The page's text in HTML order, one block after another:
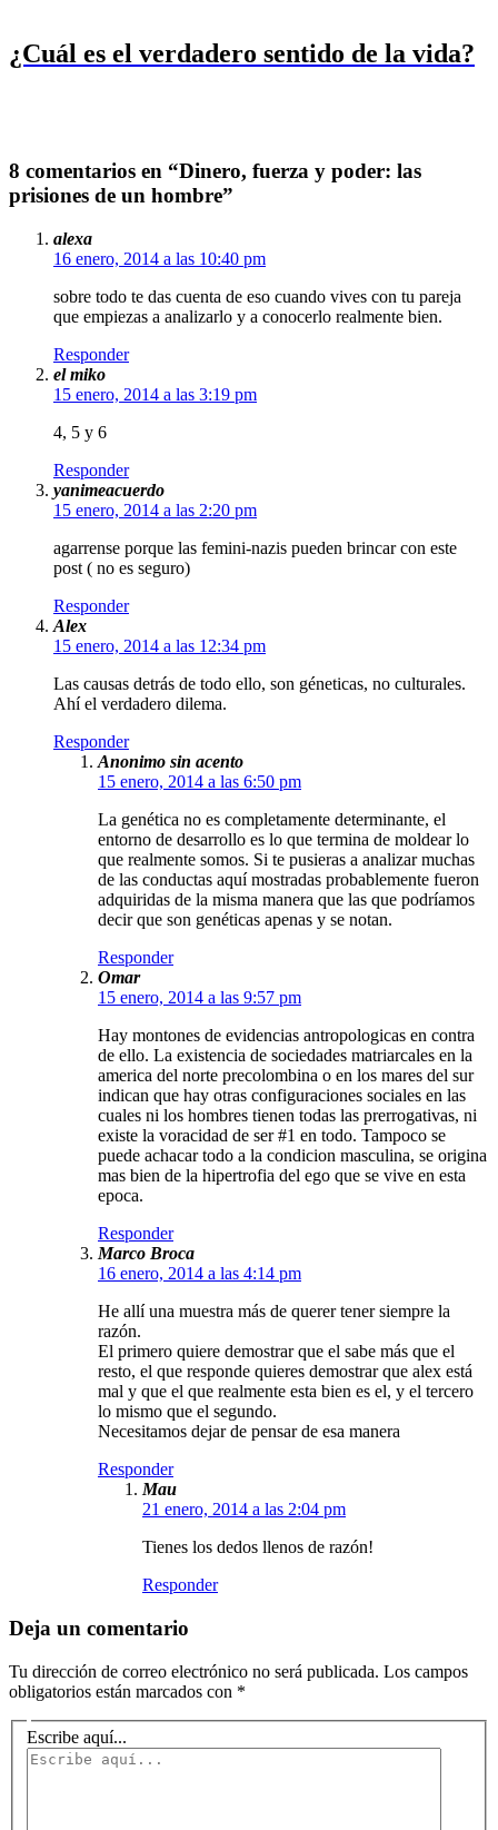
¿Cuál es el verdadero sentido de la vida?
8 comentarios en “Dinero, fuerza y poder: las
prisiones de un hombre”
alexa
16 enero, 2014 a las 10:40 pm
sobre todo te das cuenta de eso cuando vives con tu pareja
que empiezas a analizarlo y a conocerlo realmente bien.
Responder
el miko
15 enero, 2014 a las 3:19 pm
4, 5 y 6
Responder
yanimeacuerdo
15 enero, 2014 a las 2:20 pm
agarrense porque las femini-nazis pueden brincar con este
post ( no es seguro)
Responder
Alex
15 enero, 2014 a las 12:34 pm
Las causas detrás de todo ello, son géneticas, no culturales.
Ahí el verdadero dilema.
Responder
Anonimo sin acento
15 enero, 2014 a las 6:50 pm
La genética no es completamente determinante, el
entorno de desarrollo es lo que termina de moldear lo
que realmente somos. Si te pusieras a analizar muchas
de las conductas aquí mostradas probablemente fueron
adquiridas de la misma manera que las que podríamos
decir que son genéticas apenas y se notan.
Responder
Omar
15 enero, 2014 a las 9:57 pm
Hay montones de evidencias antropologicas en contra
de ello. La existencia de sociedades matriarcales en la
america del norte precolombina o en los mares del sur
indican que hay otras configuraciones sociales en las
cuales ni los hombres tienen todas las prerrogativas, ni
existe la voracidad de ser #1 en todo. Tampoco se
puede achacar todo a la condicion masculina, se origina
mas bien de la hipertrofia del ego que se vive en esta
epoca.
Responder
Marco Broca
16 enero, 2014 a las 4:14 pm
He allí una muestra más de querer tener siempre la
razón.
El primero quiere demostrar que el sabe más que el
resto, el que responde quieres demostrar que alex está
mal y que el que realmente esta bien es el, y el tercero
lo mismo que el segundo.
Necesitamos dejar de pensar de esa manera
Responder
Mau
21 enero, 2014 a las 2:04 pm
Tienes los dedos llenos de razón!
Responder
Deja un comentario
Tu dirección de correo electrónico no será publicada. Los campos
obligatorios están marcados con *
Escribe aquí...